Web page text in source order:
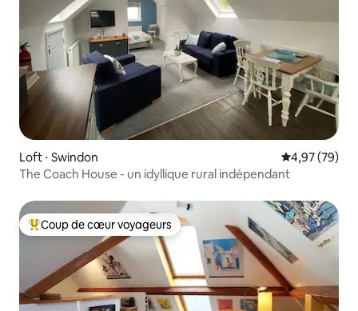
Loft ⋅ Swindon Évaluation
4,97 (79)
The Coach House - un idyllique rural indépendant
Coups de cœur voyageurs les plus appréciés
Coup de cœur voyageurs